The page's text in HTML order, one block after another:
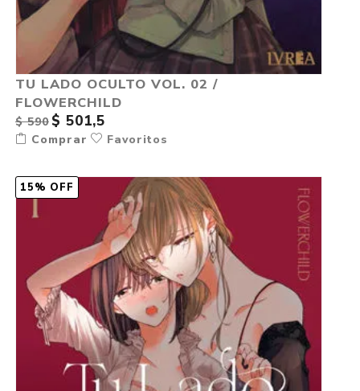
TU LADO OCULTO VOL. 02 /
FLOWERCHILD
$ 590 $ 501,5
Comprar Favoritos
15% OFF